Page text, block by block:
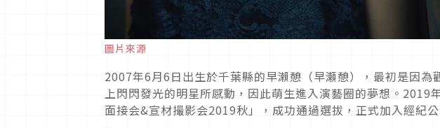
圖片來源
2007年6月6日出生於千葉縣的早瀨憩（早瀬憩），最初是因
上閃閃發光的明星所感動，因此萌生進入演藝圈的夢想。 2019
面接会&宣材撮影会2019秋」，成功通過選拔，正式加入經紀